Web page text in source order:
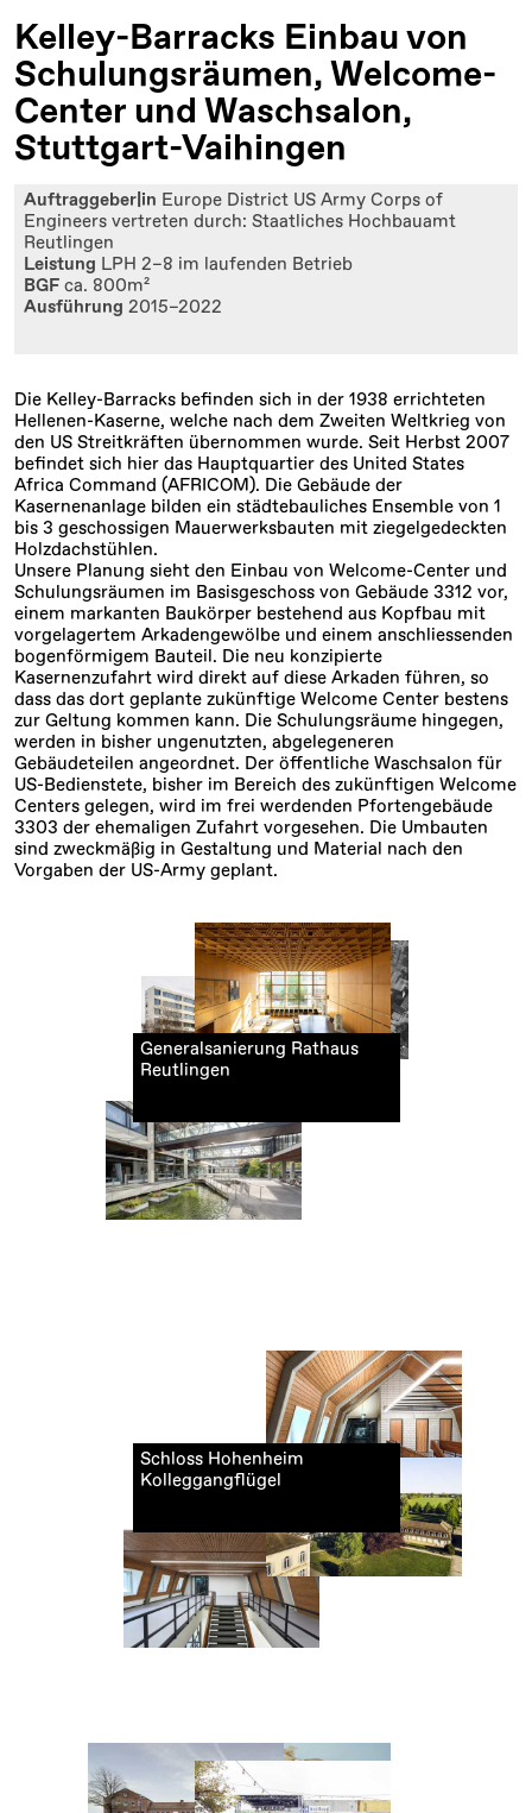
Kelley-Barracks Einbau von
Schulungsräumen, Welcome-
Center und Waschsalon,
Stuttgart-Vaihingen
Auftraggeber|in Europe District US Army Corps of
Engineers vertreten durch: Staatliches Hochbauamt
Reutlingen
Leistung LPH 2–8 im laufenden Betrieb
BGFca. 800m²
Ausführung 2015–2022
Die Kelley-Barracks befinden sich in der 1938 errichteten
Hellenen-Kaserne, welche nach dem Zweiten Weltkrieg von
den US Streitkräften übernommen wurde. Seit Herbst 2007
befindet sich hier das Hauptquartier des United States
Africa Command (AFRICOM). Die Gebäude der
Kasernenanlage bilden ein städtebauliches Ensemble von 1
bis 3 geschossigen Mauerwerksbauten mit ziegelgedeckten
Holzdachstühlen.
Unsere Planung sieht den Einbau von Welcome-Center und
Schulungsräumen im Basisgeschoss von Gebäude 3312 vor,
einem markanten Baukörper bestehend aus Kopfbau mit
vorgelagertem Arkadengewölbe und einem anschliessenden
bogenförmigem Bauteil. Die neu konzipierte
Kasernenzufahrt wird direkt auf diese Arkaden führen, so
dass das dort geplante zukünftige Welcome Center bestens
zur Geltung kommen kann. Die Schulungsräume hingegen,
werden in bisher ungenutzten, abgelegeneren
Gebäudeteilen angeordnet. Der öffentliche Waschsalon für
US-Bedienstete, bisher im Bereich des zukünftigen Welcome
Centers gelegen, wird im frei werdenden Pfortengebäude
3303 der ehemaligen Zufahrt vorgesehen. Die Umbauten
sind zweckmäßig in Gestaltung und Material nach den
Vorgaben der US-Army geplant.
Generalsanierung Rathaus
Reutlingen
Schloss Hohenheim
Kolleggangflügel